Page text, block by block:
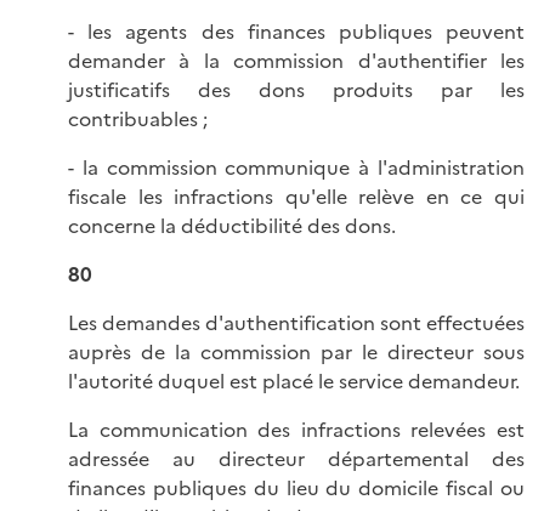
- les agents des finances publiques peuvent
demander à la commission d'authentifier les
justificatifs des dons produits par les
contribuables ;
- la commission communique à l'administration
fiscale les infractions qu'elle relève en ce qui
concerne la déductibilité des dons.
80
Les demandes d'authentification sont effectuées
auprès de la commission par le directeur sous
l'autorité duquel est placé le service demandeur.
La communication des infractions relevées est
adressée au directeur départemental des
finances publiques du lieu du domicile fiscal ou